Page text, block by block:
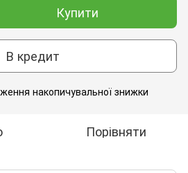
Купити
В кредит
накопичувальної знижки
Порівняти